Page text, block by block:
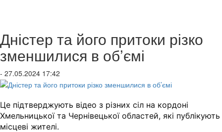
Дністер та його притоки різко
зменшилися в об’ємі
- 27.05.2024 17:42
Це підтверджують відео з різних сіл на кордоні
Хмельницької та Чернівецької областей, які публікують
місцеві жителі.